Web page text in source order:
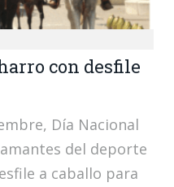
con desfile
Día Nacional
del deporte
a caballo para